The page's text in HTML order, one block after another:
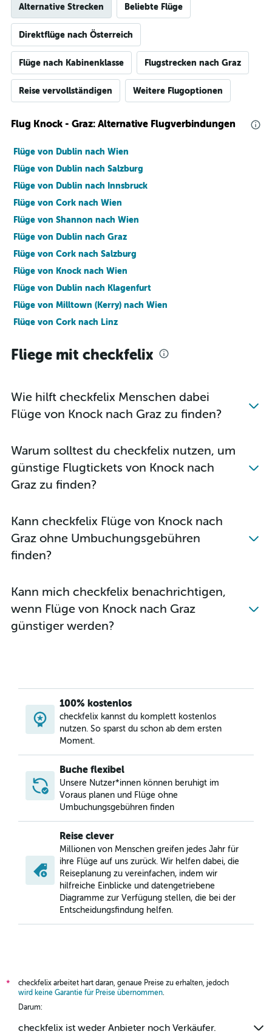
Alternative Strecken Beliebte Flüge
Direktflüge nach Österreich
Flüge nach Kabinenklasse Flugstrecken nach Graz
Reise vervollständigen Weitere Flugoptionen
Flug Knock - Graz: Alternative Flugverbindungen
Flüge von Dublin nach Wien
Flüge von Dublin nach Salzburg
Flüge von Dublin nach Innsbruck
Flüge von Cork nach Wien
Flüge von Shannon nach Wien
Flüge von Dublin nach Graz
Flüge von Cork nach Salzburg
Flüge von Knock nach Wien
Flüge von Dublin nach Klagenfurt
Flüge von Milltown (Kerry) nach Wien
Flüge von Cork nach Linz
Flüge von Shannon nach Innsbruck
Fliege mit checkfelix
Wie hilft checkfelix Menschen dabei
Flüge von Knock nach Graz zu finden?
Warum solltest du checkfelix nutzen, um
günstige Flugtickets von Knock nach
Graz zu finden?
Kann checkfelix Flüge von Knock nach
Graz ohne Umbuchungsgebühren
finden?
Kann mich checkfelix benachrichtigen,
wenn Flüge von Knock nach Graz
günstiger werden?
100% kostenlos
checkfelix kannst du komplett kostenlos
nutzen. So sparst du schon ab dem ersten
Moment.
Buche flexibel
Unsere Nutzer*innen können beruhigt im
Voraus planen und Flüge ohne
Umbuchungsgebühren finden
Reise clever
Millionen von Menschen greifen jedes Jahr für
ihre Flüge auf uns zurück. Wir helfen dabei, die
Reiseplanung zu vereinfachen, indem wir
hilfreiche Einblicke und datengetriebene
Diagramme zur Verfügung stellen, die bei der
Entscheidungsfindung helfen.
*
checkfelix arbeitet hart daran, genaue Preise zu erhalten, jedoch
wird keine Garantie für Preise übernommen.
Darum:
checkfelix ist weder Anbieter noch Verkäufer.